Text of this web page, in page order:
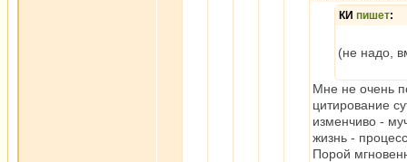
КИ пишет:
(не надо,
Мне не очень
цитирование
изменчиво -
жизнь -
Порой